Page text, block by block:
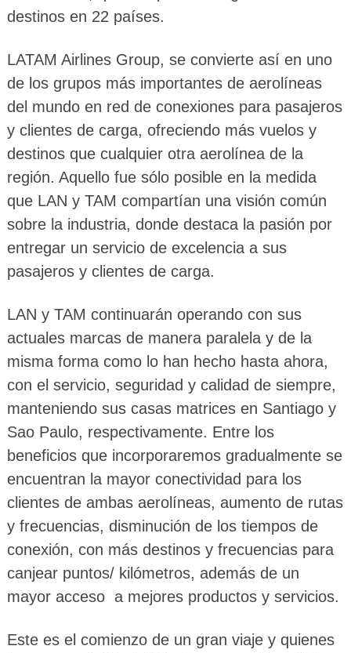
destinos en 22 países.
LATAM Airlines Group, se convierte así en uno
de los grupos más importantes de aerolíneas
del mundo en red de conexiones para pasajeros
y clientes de carga, ofreciendo más vuelos y
destinos que cualquier otra aerolínea de la
región. Aquello fue sólo posible en la medida
que LAN y TAM compartían una visión común
sobre la industria, donde destaca la pasión por
entregar un servicio de excelencia a sus
pasajeros y clientes de carga.
LAN y TAM continuarán operando con sus
actuales marcas de manera paralela y de la
misma forma como lo han hecho hasta ahora,
con el servicio, seguridad y calidad de siempre,
manteniendo sus casas matrices en Santiago y
Sao Paulo, respectivamente. Entre los
beneficios que incorporaremos gradualmente se
encuentran la mayor conectividad para los
clientes de ambas aerolíneas, aumento de rutas
y frecuencias, disminución de los tiempos de
conexión, con más destinos y frecuencias para
canjear puntos/ kilómetros, además de un
mayor acceso a mejores productos y servicios.
Este es el comienzo de un gran viaje y quienes